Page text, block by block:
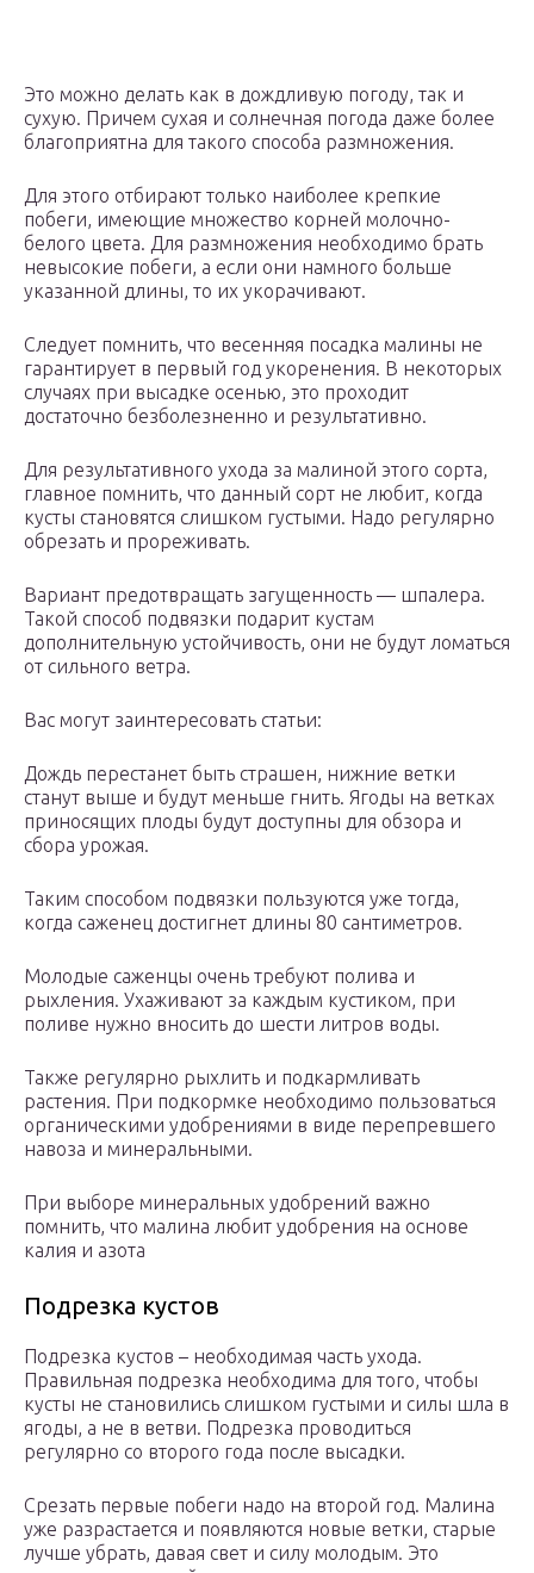
Это можно делать как в дождливую погоду, так и
сухую. Причем сухая и солнечная погода даже более
благоприятна для такого способа размножения.
Для этого отбирают только наиболее крепкие
побеги, имеющие множество корней молочно-
белого цвета. Для размножения необходимо брать
невысокие побеги, а если они намного больше
указанной длины, то их укорачивают.
Следует помнить, что весенняя посадка малины не
гарантирует в первый год укоренения. В некоторых
случаях при высадке осенью, это проходит
достаточно безболезненно и результативно.
Для результативного ухода за малиной этого сорта,
главное помнить, что данный сорт не любит, когда
кусты становятся слишком густыми. Надо регулярно
обрезать и прореживать.
Вариант предотвращать загущенность — шпалера.
Такой способ подвязки подарит кустам
дополнительную устойчивость, они не будут ломаться
от сильного ветра.
Вас могут заинтересовать статьи:
Дождь перестанет быть страшен, нижние ветки
станут выше и будут меньше гнить. Ягоды на ветках
приносящих плоды будут доступны для обзора и
сбора урожая.
Таким способом подвязки пользуются уже тогда,
когда саженец достигнет длины 80 сантиметров.
Молодые саженцы очень требуют полива и
рыхления. Ухаживают за каждым кустиком, при
поливе нужно вносить до шести литров воды.
Также регулярно рыхлить и подкармливать
растения. При подкормке необходимо пользоваться
органическими удобрениями в виде перепревшего
навоза и минеральными.
При выборе минеральных удобрений важно
помнить, что малина любит удобрения на основе
калия и азота
Подрезка кустов
Подрезка кустов – необходимая часть ухода.
Правильная подрезка необходима для того, чтобы
кусты не становились слишком густыми и силы шла в
ягоды, а не в ветви. Подрезка проводиться
регулярно со второго года после высадки.
Срезать первые побеги надо на второй год. Малина
уже разрастается и появляются новые ветки, старые
лучше убрать, давая свет и силу молодым. Это